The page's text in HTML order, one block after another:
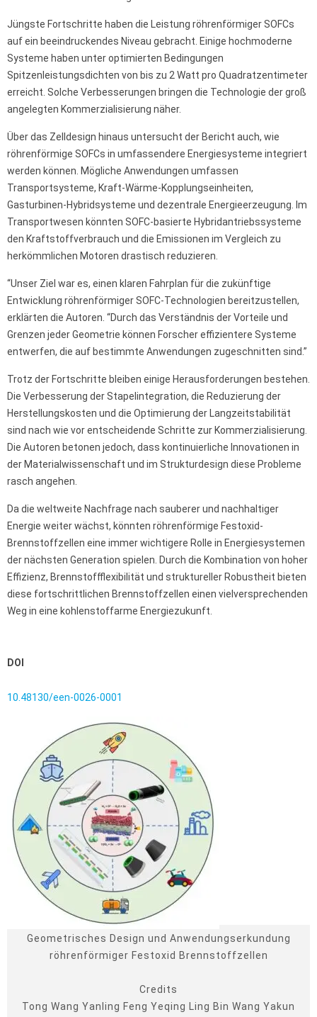
Jüngste Fortschritte haben die Leistung röhrenförmiger SOFCs
auf ein beeindruckendes Niveau gebracht. Einige hochmoderne
Systeme haben unter optimierten Bedingungen
Spitzenleistungsdichten von bis zu 2 Watt pro Quadratzentimeter
erreicht. Solche Verbesserungen bringen die Technologie der groß
angelegten Kommerzialisierung näher.
Über das Zelldesign hinaus untersucht der Bericht auch, wie
röhrenförmige SOFCs in umfassendere Energiesysteme integriert
werden können. Mögliche Anwendungen umfassen
Transportsysteme, Kraft-Wärme-Kopplungseinheiten,
Gasturbinen-Hybridsysteme und dezentrale Energieerzeugung. Im
Transportwesen könnten SOFC-basierte Hybridantriebssysteme
den Kraftstoffverbrauch und die Emissionen im Vergleich zu
herkömmlichen Motoren drastisch reduzieren.
“Unser Ziel war es, einen klaren Fahrplan für die zukünftige
Entwicklung röhrenförmiger SOFC-Technologien bereitzustellen,
erklärten die Autoren. “Durch das Verständnis der Vorteile und
Grenzen jeder Geometrie können Forscher effizientere Systeme
entwerfen, die auf bestimmte Anwendungen zugeschnitten sind.”
Trotz der Fortschritte bleiben einige Herausforderungen bestehen.
Die Verbesserung der Stapelintegration, die Reduzierung der
Herstellungskosten und die Optimierung der Langzeitstabilität
sind nach wie vor entscheidende Schritte zur Kommerzialisierung.
Die Autoren betonen jedoch, dass kontinuierliche Innovationen in
der Materialwissenschaft und im Strukturdesign diese Probleme
rasch angehen.
Da die weltweite Nachfrage nach sauberer und nachhaltiger
Energie weiter wächst, könnten röhrenförmige Festoxid-
Brennstoffzellen eine immer wichtigere Rolle in Energiesystemen
der nächsten Generation spielen. Durch die Kombination von hoher
Effizienz, Brennstoffflexibilität und struktureller Robustheit bieten
diese fortschrittlichen Brennstoffzellen einen vielversprechenden
Weg in eine kohlenstoffarme Energiezukunft.
DOI
10.48130/een-0026-0001
Geometrisches Design und Anwendungserkundung
röhrenförmiger Festoxid Brennstoffzellen
Credits
Tong Wang Yanling Feng Yeqing Ling Bin Wang Yakun